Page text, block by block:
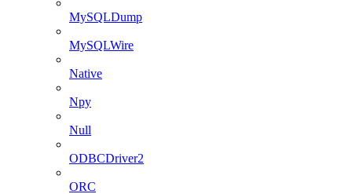
MySQLDump
MySQLWire
Native
Npy
Null
ODBCDriver2
ORC